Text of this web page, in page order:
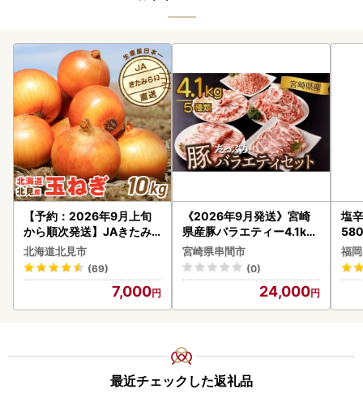
【予約：2026年9月上旬
から順次発送】JAきたみ
らい産 玉ねぎ Lサイズ 10k
g ( タマネギ たまねぎ 野菜
)【210-0003-2026】
北海道北見市
(69)
7,000
《2026年9月発送》宮崎
県産豚バラエティー4.1kg
セット_K033-057-2609
宮崎県串間市
(0)
24,000
塩
福
最近チェックした返礼品